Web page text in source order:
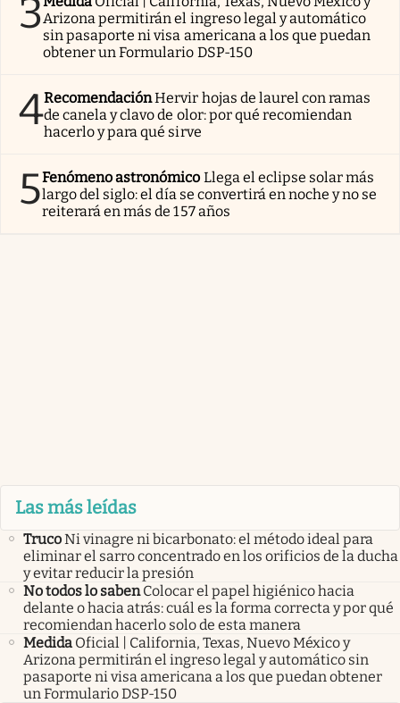
3Arizona permitirán el ingreso legal y automático
sin pasaporte ni visa americana a los que puedan
obtener un Formulario DSP-150
4RecomendaciónHervir hojas de laurel con ramas
de canela y clavo de olor: por qué recomiendan
hacerlo y para qué sirve
5Fenómeno astronómico Llega el eclipse solar más
largo del siglo: el día se convertirá en noche y no se
reiterará en más de 157 años
Las más leídas
TrucoNi vinagre ni bicarbonato: el método ideal para
eliminar el sarro concentrado en los orificios de la ducha
y evitar reducir la presión
No todos lo saben Colocar el papel higiénico hacia
delante o hacia atrás: cuál es la forma correcta y por qué
recomiendan hacerlo solo de esta manera
Medida Oficial | California, Texas, Nuevo México y
Arizona permitirán el ingreso legal y automático sin
pasaporte ni visa americana a los que puedan obtener
un Formulario DSP-150